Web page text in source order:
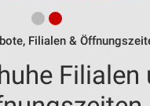
Filialen &
Filialen